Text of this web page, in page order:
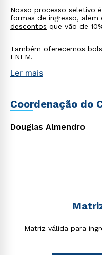
Nosso processo seletivo
formas de ingresso, além
descontos que vão de
Também oferecemos
ENEM.
Ler mais
Coordenação do
Douglas Almendro
Matriz válida para
autorizo que meus
envio de conteúdos da